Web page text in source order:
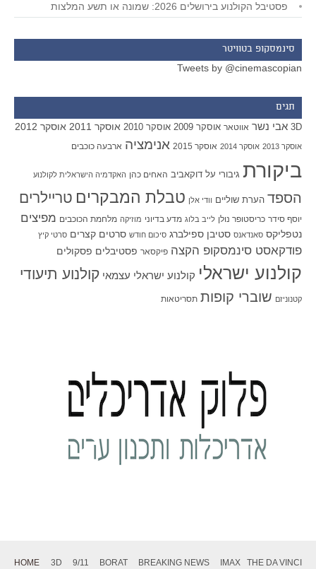
פסטיבל הקולנוע בירושלים 2026: שמונה או תשע המלצות
סינמסקופ בטוויטר
Tweets by @cinemascopian
תגים
3D אבי נשר אווטאר אוסקר 2009 אוסקר 2010 אוסקר 2011 אוסקר 2012
אוסקר 2013 אוסקר 2014 אוסקר 2015 אנימציה ארבעה כוכבים
ביקורת גיבורי על דוקאביב האחים כהן האקדמיה הישראלית לקולנוע
הספד הערת שוליים וודי אלן טבלת המבקרים טריילרים
יוסף סידר כריסטופר נולן לייב בלוג מדע בדיוני מוזיקה מלחמת הכוכבים מפיצים
נטפליקס סאנדאנס סטיבן ספילברג סיכום חודש סרטים קצרים סרטי קיץ
פודקאסט סינמסקופ הקצה פיקסאר פסטיבלים פסקולים
קולנוע ישראלי קולנוע ישראלי עצמאי קולנוע תיעודי
קטנוניזם שוברי קופות תסריטאות
HOME 3D 9/11 BORAT BREAKING NEWS IMAX THE DA VINCI